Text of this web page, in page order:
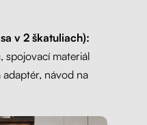
v 2 škatuliach):
spojovací materiál
návod na